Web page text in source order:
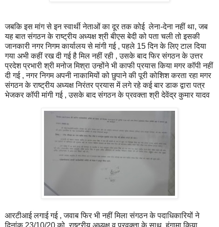
जबकि इस मांग से इन स्वार्थी नेताओं का दूर तक कोई लेना-देना नहीं था, जब
यह बात संगठन के राष्ट्रीय अध्यक्ष श्री बीएस बेदी को पता चली तो इसकी
जानकारी नगर निगम कार्यालय से मांगी गई , पहले 15 दिन के लिए टाल दिया
गया अभी कहीं रख दी गई है मिल नहीं रही , उसके बाद फिर संगठन के उत्तर
प्रदेश प्रभारी श्री मनोज मिश्रा उन्होंने भी काफी प्रयास किया मगर कॉपी नहीं
दी गई , नगर निगम अपनी नाकामियों को छुपाने की पूरी कोशिश करता रहा मगर
संगठन के राष्ट्रीय अध्यक्ष निरंतर प्रयास में लगे रहे कई बार डाक द्वारा पत्र
भेजकर कॉपी मांगी गई , उसके बाद संगठन के प्रवक्ता श्री देवेंद्र कुमार यादव
आरटीआई लगाई गई , जवाब फिर भी नहीं मिला संगठन के पदाधिकारियों ने
दिनांक 23/10/20 को राष्ट्रीय अध्यक्ष व प्रवक्ता के साथ हंगामा किया